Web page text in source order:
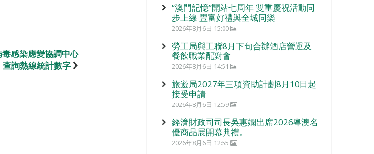
感染應變協調中心
查詢熱線統計數字
“澳門記憶”開站七周年 雙重慶祝活動同
步上線 豐富好禮與全城同樂
2026年8月6日 15:00
勞工局與工聯8月下旬合辦酒店營運及
餐飲職業配對會
2026年8月6日 14:51
旅遊局2027年三項資助計劃8月10日起
接受申請
2026年8月6日 12:59
經濟財政司司長吳惠嫻出席2026粵澳名
優商品展開幕典禮。
2026年8月6日 12:55